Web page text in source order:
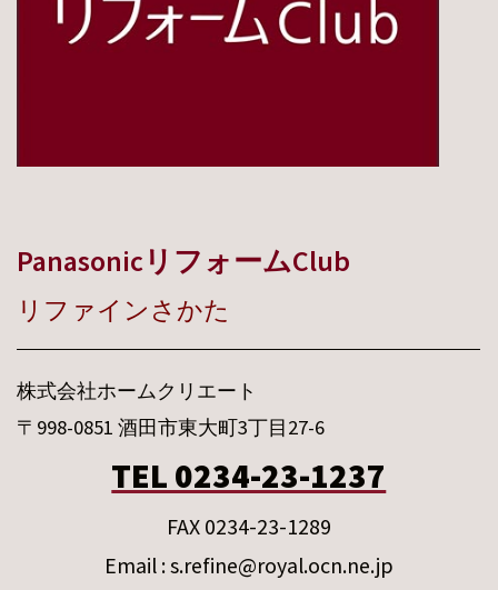
PanasonicリフォームClub
リファインさかた
株式会社ホームクリエート
〒998-0851 酒田市東大町3丁目27-6
TEL 0234-23-1237
FAX 0234-23-1289
Email : s.refine@royal.ocn.ne.jp